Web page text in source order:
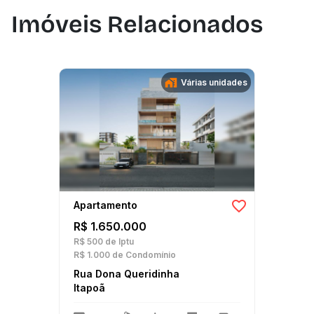
Imóveis Relacionados
Várias unidades
Apartamento
R$ 1.650.000
R$ 500 de Iptu
R$ 1.000 de Condomínio
Rua Dona Queridinha
Itapoã